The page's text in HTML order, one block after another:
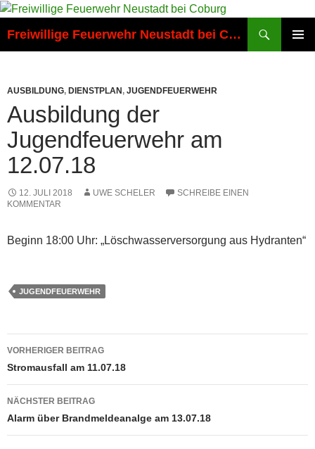
Zum
springen
Freiwillige Feuerwehr Neustadt bei Coburg
AUSBILDUNG, DIENSTPLAN, JUGENDFEUERWEHR
Ausbildung der
Jugendfeuerwehr am
12.07.18
12. JULI 2018 UWE SCHELER
SCHREIBE EINEN
KOMMENTAR
Beginn 18:00 Uhr: „Löschwasserversorgung aus Hydranten“
JUGENDFEUERWEHR
Beitragsnavigation
VORHERIGER BEITRAG
Stromausfall am 11.07.18
NÄCHSTER BEITRAG
Alarm über Brandmeldeanalge am 13.07.18